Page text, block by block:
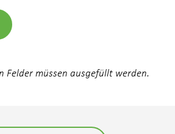
Felder müssen ausgefüllt werden.